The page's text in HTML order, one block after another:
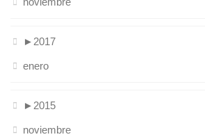
► 2017
enero
► 2015
noviembre